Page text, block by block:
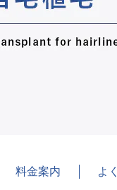
料金案内 よ